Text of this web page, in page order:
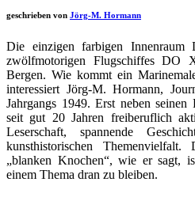
geschrieben von Jörg-M. Hormann
Die einzigen farbigen Innenraum
zwölfmotorigen Flugschiffes
Bergen. Wie kommt ein
interessiert Jörg-M. Hormann,
Jahrgangs 1949. Erst neben seinen
seit gut 20 Jahren freiberuflich
Leserschaft, spannende
kunsthistorischen
„blanken Knochen“, wie er sagt,
einem Thema dran zu bleiben.